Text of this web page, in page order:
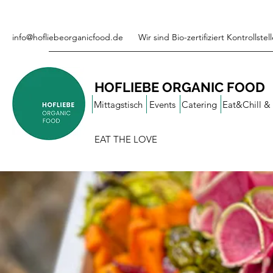
info@hofliebeorganicfood.de Wir sind Bio-zertifiziert
HOFLIEBE ORGANIC FOOD
Mittagstisch Eat&Chill &
Events Catering
EAT THE LOVE